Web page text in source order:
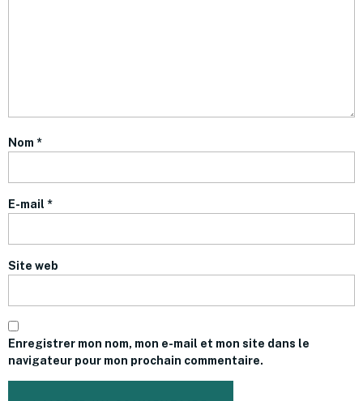
Nom *
E-mail *
Site web
Enregistrer mon nom, mon e-mail et mon site dans le
navigateur pour mon prochain commentaire.